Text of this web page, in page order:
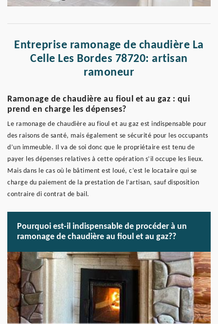
Entreprise ramonage de chaudière La
Celle Les Bordes 78720: artisan
ramoneur
Ramonage de chaudière au fioul et au gaz : qui
prend en charge les dépenses?
Le ramonage de chaudière au fioul et au gaz est indispensable pour
des raisons de santé, mais également se sécurité pour les occupants
d’un immeuble. Il va de soi donc que le propriétaire est tenu de
payer les dépenses relatives à cette opération s’il occupe les lieux.
Mais dans le cas où le bâtiment est loué, c’est le locataire qui se
charge du paiement de la prestation de l’artisan, sauf disposition
contraire di contrat de bail.
Pourquoi est-il indispensable de procéder à un
ramonage de chaudière au fioul et au gaz??